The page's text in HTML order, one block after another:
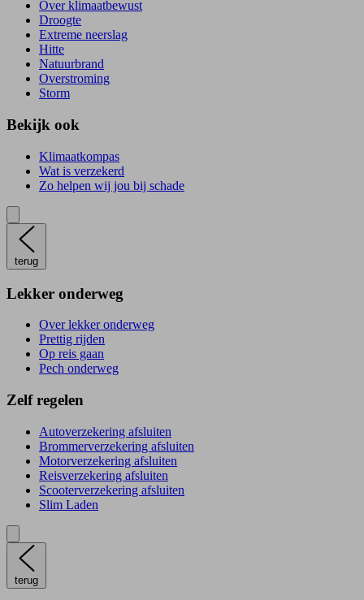
Over klimaatbewust
Droogte
Extreme neerslag
Hitte
Natuurbrand
Overstroming
Storm
Bekijk ook
Klimaatkompas
Wat is verzekerd
Zo helpen wij jou bij schade
terug
Lekker onderweg
Over lekker onderweg
Prettig rijden
Op reis gaan
Pech onderweg
Zelf regelen
Autoverzekering afsluiten
Brommerverzekering afsluiten
Motorverzekering afsluiten
Reisverzekering afsluiten
Scooterverzekering afsluiten
Slim Laden
terug